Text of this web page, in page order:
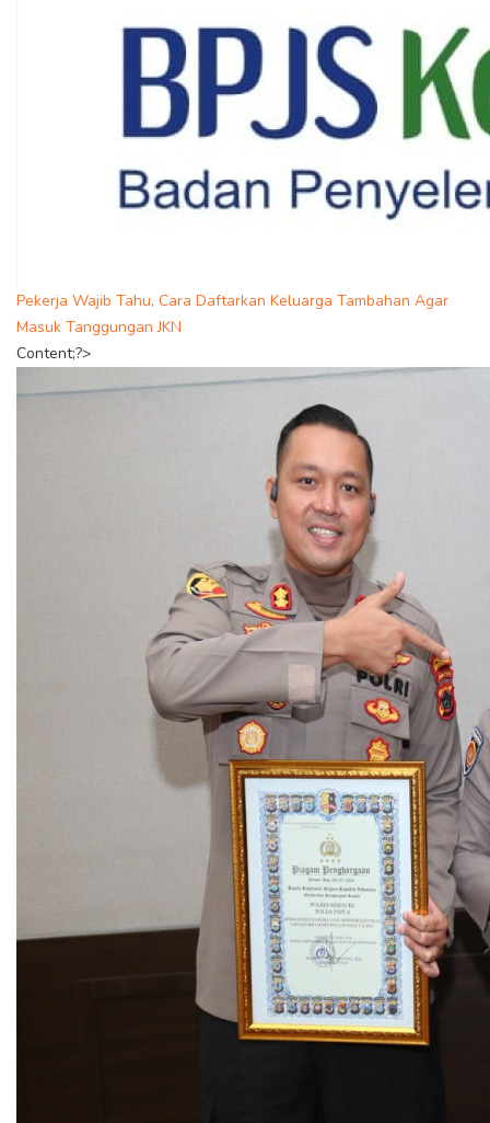
Pekerja Wajib Tahu, Cara Daftarkan Keluarga Tambahan Agar
Masuk Tanggungan JKN
Content;?>